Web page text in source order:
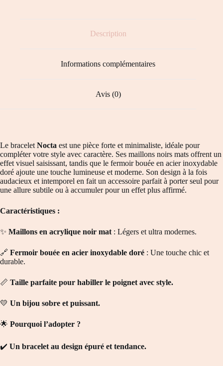
Description
Informations complémentaires
Avis (0)
Le bracelet Nocta est une pièce forte et minimaliste, idéale pour
compléter votre style avec caractère. Ses maillons noirs mats offrent un
effet visuel saisissant, tandis que le fermoir bouée en acier inoxydable
doré ajoute une touche lumineuse et moderne. Son design à la fois
audacieux et intemporel en fait un accessoire parfait à porter seul pour
une allure subtile ou à accumuler pour un effet plus affirmé.
Caractéristiques :
✨ Maillons en acrylique noir mat : Légers et ultra modernes.
🔗 Fermoir bouée en acier inoxydable doré : Une touche chic et
durable.
📏 Taille parfaite pour habiller le poignet avec style.
💛 Un bijou sobre et puissant.
🌟 Pourquoi l’adopter ?
✔️ Un bracelet au design épuré et tendance.